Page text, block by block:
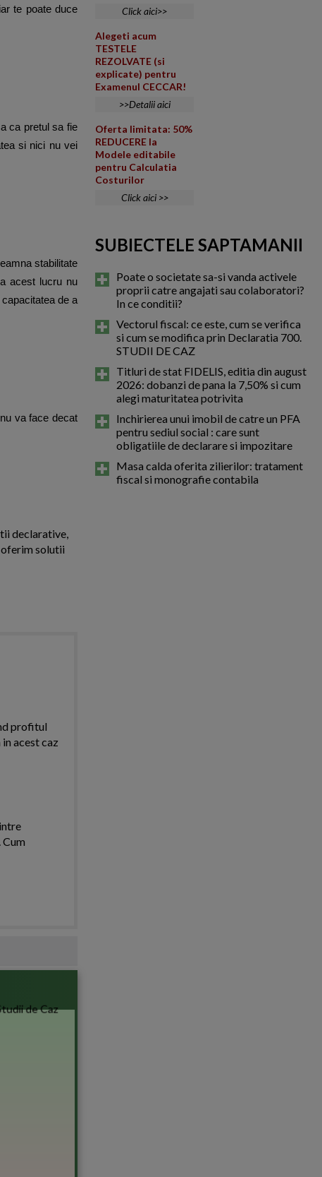
te poate duce
ca pretul sa fie
si nici nu vei
stabilitate
acest lucru nu
de a
va face decat
declarative,
solutii
profitul
acest caz
Click aici>>
Alegeti acum
TESTELE
REZOLVATE (si
explicate) pentru
Examenul CECCAR!
>>Detalii aici
Oferta limitata: 50%
REDUCERE la
Modele editabile
pentru Calculatia
Costurilor
Click aici >>
SUBIECTELE SAPTAMANII
Poate o societate sa-si vanda activele
proprii catre angajati sau colaboratori?
In ce conditii?
Vectorul fiscal: ce este, cum se verifica
si cum se modifica prin Declaratia 700.
STUDII DE CAZ
Titluri de stat FIDELIS, editia din august
2026: dobanzi de pana la 7,50% si cum
alegi maturitatea potrivita
Inchirierea unui imobil de catre un PFA
pentru sediul social : care sunt
obligatiile de declarare si impozitare
Masa calda oferita zilierilor: tratament
fiscal si monografie contabila